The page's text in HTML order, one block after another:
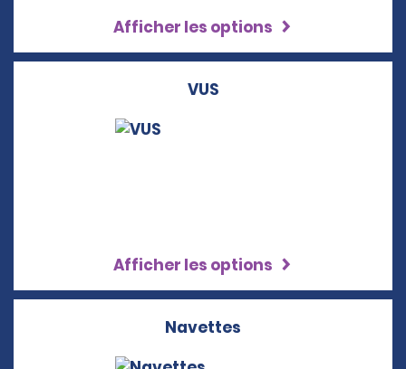
Afficher les options
VUS
Afficher les options
Navettes